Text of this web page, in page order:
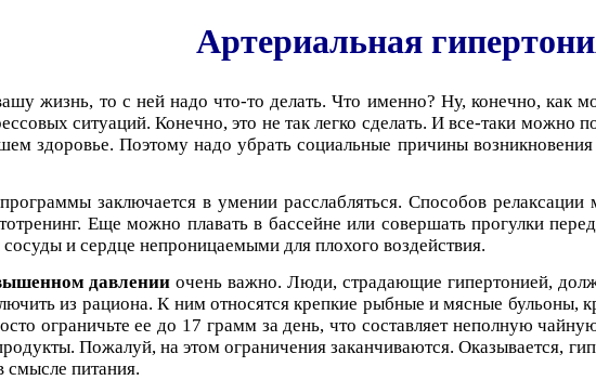
Артериальная
жизнь, то с ней надо что-то делать. Что именно? Ну, конечно, как
ситуаций. Конечно, это не так легко сделать. И все-таки
здоровье. Поэтому надо убрать социальные причины
заключается в умении расслабляться. Способов
Еще можно плавать в бассейне или совершать прогулки
и сердце непроницаемыми для плохого воздействия.
давлении очень важно. Люди, страдающие гипертонией,
из рациона. К ним относятся крепкие рыбные и мясные бульоны,
ограничьте ее до 17 грамм за день, что составляет неполную
Пожалуй, на этом ограничения заканчиваются. Оказывается,
смысле питания.